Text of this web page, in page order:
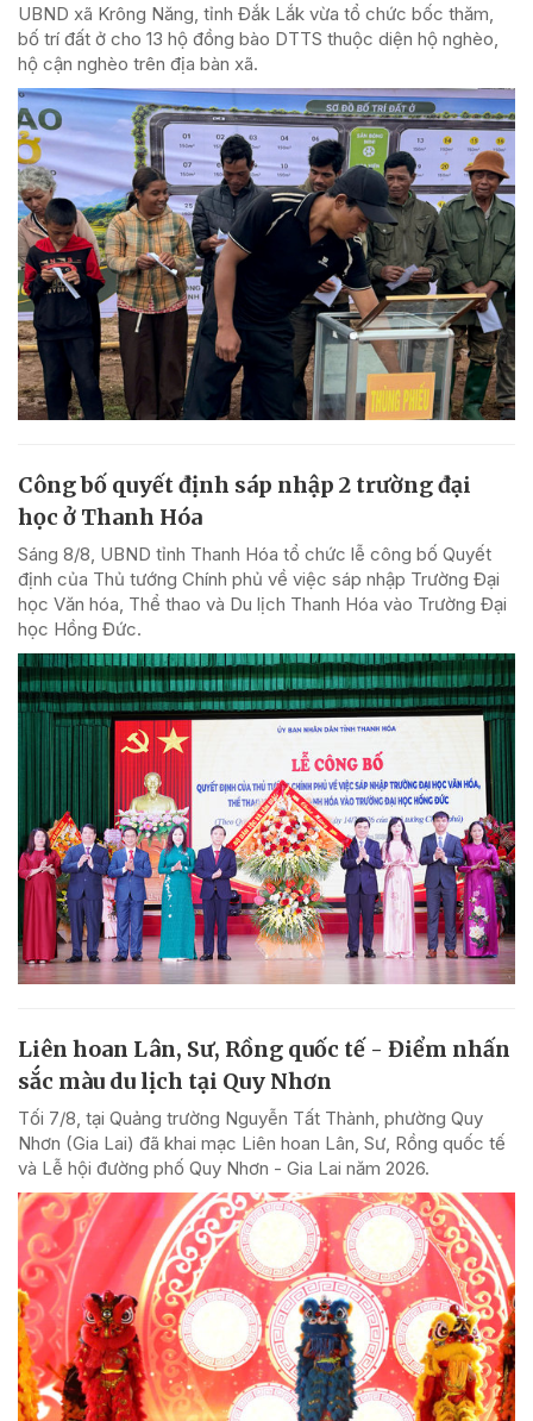
UBND xã Krông Năng, tỉnh Đắk Lắk vừa tổ chức bốc thăm,
bố trí đất ở cho 13 hộ đồng bào DTTS thuộc diện hộ nghèo,
hộ cận nghèo trên địa bàn xã.
Công bố quyết định sáp nhập 2 trường đại
học ở Thanh Hóa
Sáng 8/8, UBND tỉnh Thanh Hóa tổ chức lễ công bố Quyết
định của Thủ tướng Chính phủ về việc sáp nhập Trường Đại
học Văn hóa, Thể thao và Du lịch Thanh Hóa vào Trường Đại
học Hồng Đức.
Liên hoan Lân, Sư, Rồng quốc tế - Điểm nhấn
sắc màu du lịch tại Quy Nhơn
Tối 7/8, tại Quảng trường Nguyễn Tất Thành, phường Quy
Nhơn (Gia Lai) đã khai mạc Liên hoan Lân, Sư, Rồng quốc tế
và Lễ hội đường phố Quy Nhơn - Gia Lai năm 2026.